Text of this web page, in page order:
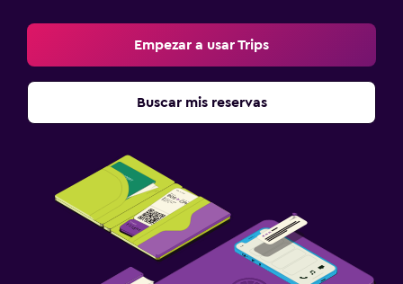
Empezar a usar Trips
Buscar mis reservas